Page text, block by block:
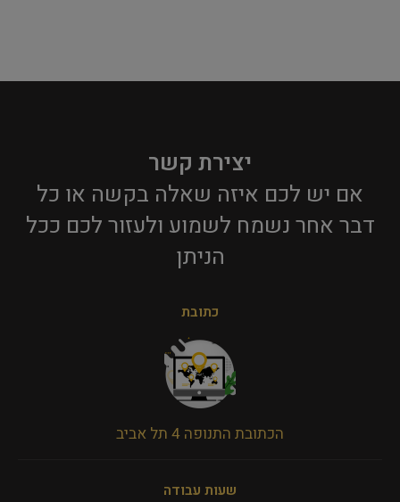
יצירת קשר
אם יש לכם איזה שאלה בקשה או כל
דבר אחר נשמח לשמוע ולעזור לכם ככל
הניתן​
כתובת
הכתובת התנופה 4 תל אביב
שעות עבודה